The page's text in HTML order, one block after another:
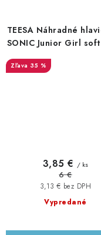
TEESA Náhradné
SONIC Junior Girl
35 %
Vypredané
3,13 € bez DPH
3,85 € / ks
6 €